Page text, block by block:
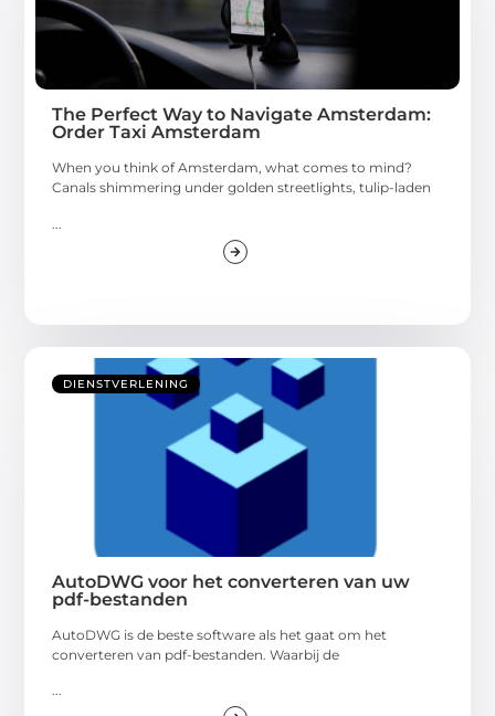
The Perfect Way to Navigate Amsterdam:
Order Taxi Amsterdam
When you think of Amsterdam, what comes to mind?
Canals shimmering under golden streetlights, tulip-laden
DIENSTVERLENING
AutoDWG voor het converteren van uw
pdf-bestanden
AutoDWG is de beste software als het gaat om het
converteren van pdf-bestanden. Waarbij de
...